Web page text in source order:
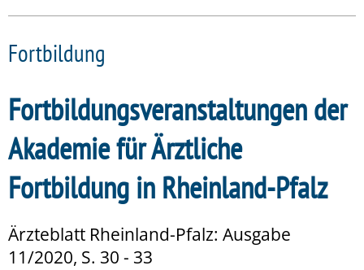
Fortbildung
Fortbildungsveranstaltungen der
Akademie für Ärztliche
Fortbildung in Rheinland-Pfalz
Ärzteblatt Rheinland-Pfalz: Ausgabe
11/2020, S. 30 - 33